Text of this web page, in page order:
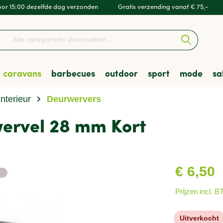
15:00 dezelfde dag verzonden Gratis verzending vanaf € 75,-
caravans barbecues outdoor sport mode
& Vervoer Veiligheid
Houtskoolbarbecues
Tenten
Zwemmen
Deurwervers
28 mm Kort
€ 6,50
Prijzen incl.
Uitverkocht